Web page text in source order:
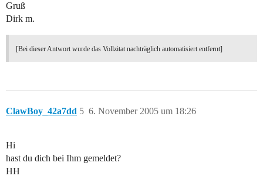
Gruß
Dirk m.
[Bei dieser Antwort wurde das Vollzitat nachträglich automatisiert entfernt]
ClawBoy_42a7dd 6. November 2005 um 18:26
5
Hi
hast du dich bei Ihm gemeldet?
HH